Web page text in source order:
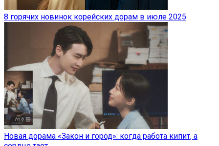
8 горячих новинок корейских дорам в июле 2025
Новая дорама «Закон и город»: когда работа кипит, а